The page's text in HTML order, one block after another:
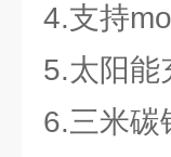
4.支持
5.太阳能
6.三米碳